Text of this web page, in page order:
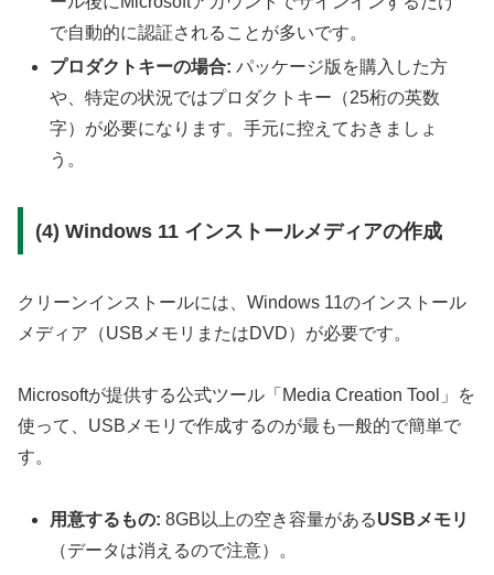
で自動的に認証されることが多いです。
プロダクトキーの場合: パッケージ版を購入した方
や、特定の状況ではプロダクトキー（25桁の英数
字）が必要になります。手元に控えておきましょ
う。
(4) Windows 11 インストールメディアの作成
クリーンインストールには、Windows 11のインストール
メディア（USBメモリまたはDVD）が必要です。
Microsoftが提供する公式ツール「Media Creation Tool」を
使って、USBメモリで作成するのが最も一般的で簡単で
す。
用意するもの: 8GB以上の空き容量があるUSBメモリ
（データは消えるので注意）。